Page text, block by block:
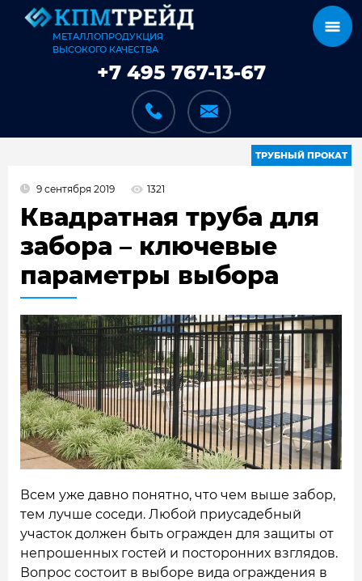
МЕТАЛЛОПРОДУКЦИЯ
ВЫСОКОГО КАЧЕСТВА
+7 495 767-13-67
КАРКАСЫ
КАК МЫ РАБОТАЕМ
ДОСТАВКА И ОПЛАТА
НАШИ ОБЪЕКТЫ
ОТЗЫВЫ
О НАС
БЛОГ
КОНТАКТЫ
ТРУБНЫЙ ПРОКАТ
9 сентября 2019 1321
Квадратная труба для
забора – ключевые
параметры выбора
Всем уже давно понятно, что чем выше забор,
тем лучше соседи. Любой приусадебный
участок должен быть огражден для защиты от
непрошенных гостей и посторонних взглядов.
Вопрос состоит в выборе вида ограждения в